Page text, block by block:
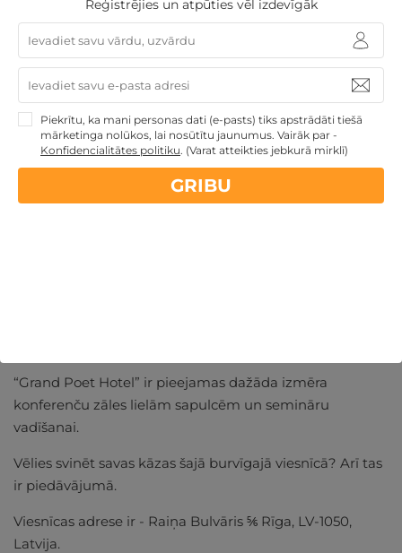
arī regulāri tiek rīkoti pasākumi.
Lieliska vieta, kur iepazīt jaunus cilvēkus un aizrauties
sarunā pat ar svešinieku.
Pasākumi un Konferences
Kāpēc izvēlēties parastās ofisa telpas, ja vari aizvadīt
uzņēmuma tikšanos, biznesa sarunas ar partneriem vai
“Grand Poet Hotel” ir pieejamas dažāda izmēra
konferenču zāles lielām sapulcēm un semināru
vadīšanai.
Vēlies svinēt savas kāzas šajā burvīgajā viesnīcā? Arī tas
ir piedāvājumā.
Viesnīcas adrese ir - Raiņa Bulvāris ⅚ Rīga, LV-1050,
Latvija.
Reģistrējies un atpūties vēl izdevīgāk
Piekrītu, ka mani personas dati (e-pasts) tiks apstrādāti tiešā
mārketinga nolūkos, lai nosūtītu jaunumus. Vairāk par -
Konfidencialitātes politiku. (Varat atteikties jebkurā mirklī)
GRIBU